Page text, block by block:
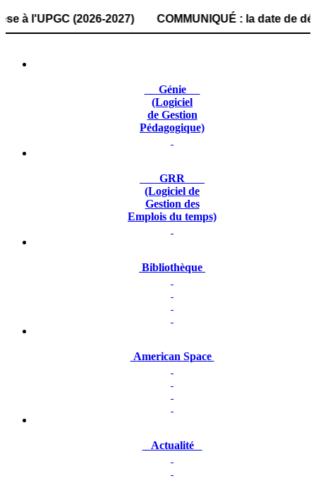
(2026-2027) COMMUNIQUÉ : la date de
Génie
(Logiciel
de Gestion
Pédagogique)
GRR
(Logiciel de
Gestion des
Emplois du temps)
Bibliothèque
American Space
Actualité